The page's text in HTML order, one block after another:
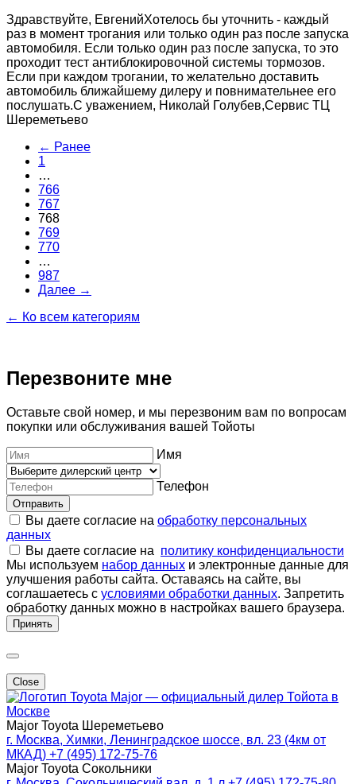
Здравствуйте, ЕвгенийХотелось бы уточнить - каждый
раз в момент трогания или только один раз после запуска
автомобиля. Если только один раз после запуска, то это
проходит тест антиблокировочной системы тормозов.
Если при каждом трогании, то желательно доставить
автомобиль ближайшему дилеру и повнимательнее его
послушать.С уважением, Николай Голубев,Сервис ТЦ
Шереметьево
← Ранее
1
…
766
767
768
769
770
…
987
Далее →
← Ко всем категориям
Перезвоните мне
Оставьте свой номер, и мы перезвоним вам по вопросам
покупки или обслуживания вашей Тойоты
Имя
Телефон
Отправить
Вы даете согласие на обработку персональных
данных
Вы даете согласие на политику конфиденциальности
Мы используем набор данных и электронные данные для
улучшения работы сайта. Оставаясь на сайте, вы
соглашаетесь с условиями обработки данных. Запретить
обработку данных можно в настройках вашего браузера.
Принять
Close
Major — официальный дилер Тойота в
Москве
Major Toyota Шереметьево
г. Москва, Химки, Ленинградское шоссе, вл. 23 (4км от
МКАД) +7 (495) 172-75-76
Major Toyota Сокольники